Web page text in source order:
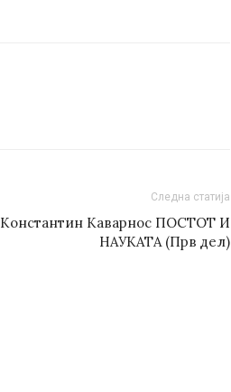
Следна статија
Константин Каварнос ПОСТОТ И
НАУКАТА (Прв дел)